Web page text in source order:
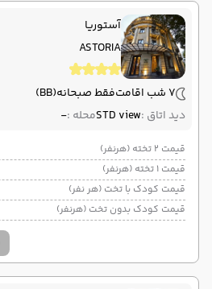
آستوریا
ASTORIA
7 شب اقامت فقط صبحانه(BB)
دید اتاق :STD viewمحله :-
قیمت 2 تخته (هرنفر)
قیمت 1 تخته (هرنفر)
قیمت کودک با تخت (هر نفر)
قیمت کودک بدون تخت (هرنفر)